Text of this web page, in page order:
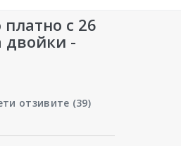
с 26
двойки -
отзивите (39)